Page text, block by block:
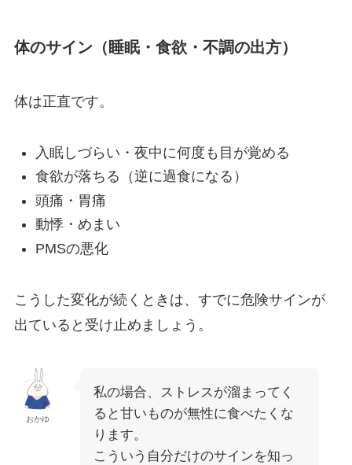
体のサイン（睡眠・食欲・不調の出方）
体は正直です。
入眠しづらい・夜中に何度も目が覚める
食欲が落ちる（逆に過食になる）
頭痛・胃痛
動悸・めまい
PMSの悪化
こうした変化が続くときは、すでに危険サインが
出ていると受け止めましょう。
おかゆ
私の場合、ストレスが溜まってく
ると甘いものが無性に食べたくな
ります。
こういう自分だけのサインを知っ